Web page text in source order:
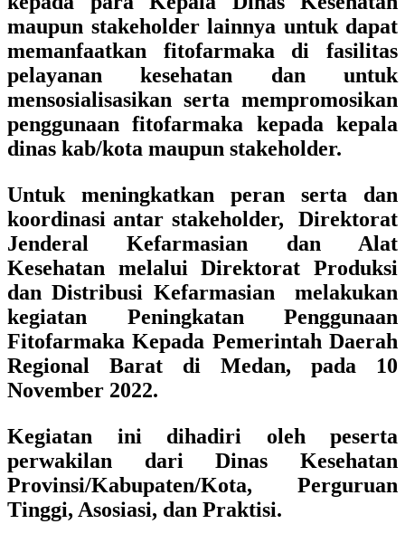
maupun stakeholder lainnya untuk dapat
memanfaatkan fitofarmaka di fasilitas
pelayanan kesehatan dan untuk
mensosialisasikan serta mempromosikan
penggunaan fitofarmaka kepada kepala
dinas kab/kota maupun stakeholder.
Untuk meningkatkan peran serta dan
koordinasi antar stakeholder, Direktorat
Jenderal Kefarmasian dan Alat
Kesehatan melalui Direktorat Produksi
dan Distribusi Kefarmasian melakukan
kegiatan Peningkatan Penggunaan
Fitofarmaka Kepada Pemerintah Daerah
Regional Barat di Medan, pada 10
November 2022.
Kegiatan ini dihadiri oleh peserta
perwakilan dari Dinas Kesehatan
Provinsi/Kabupaten/Kota, Perguruan
Tinggi, Asosiasi, dan Praktisi.